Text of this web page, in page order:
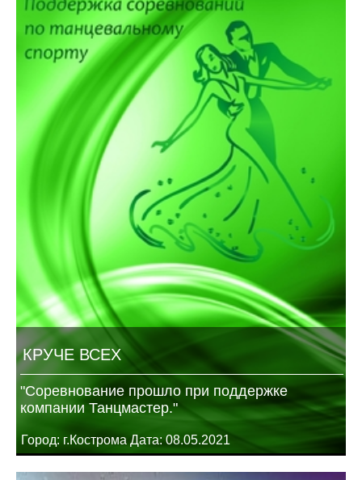
КРУЧЕ ВСЕХ
"Соревнование прошло при поддержке
компании Танцмастер."
Город: г.Кострома Дата: 08.05.2021